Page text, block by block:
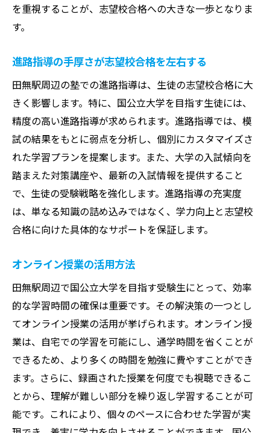
を重視することが、志望校合格への大きな一歩となりま
す。
進路指導の手厚さが志望校合格を左右する
田無駅周辺の塾での進路指導は、生徒の志望校合格に大
きく影響します。特に、国公立大学を目指す生徒には、
精度の高い進路指導が求められます。進路指導では、模
試の結果をもとに弱点を分析し、個別にカスタマイズさ
れた学習プランを提案します。また、大学の入試傾向を
踏まえた対策講座や、最新の入試情報を提供すること
で、生徒の受験戦略を強化します。進路指導の充実度
は、単なる知識の詰め込みではなく、学力向上と志望校
合格に向けた具体的なサポートを保証します。
オンライン授業の活用方法
田無駅周辺で国公立大学を目指す受験生にとって、効率
的な学習時間の確保は重要です。その解決策の一つとし
てオンライン授業の活用が挙げられます。オンライン授
業は、自宅での学習を可能にし、通学時間を省くことが
できるため、より多くの時間を勉強に費やすことができ
ます。さらに、録画された授業を何度でも視聴できるこ
とから、理解が難しい部分を繰り返し学習することが可
能です。これにより、個々のペースに合わせた学習が実